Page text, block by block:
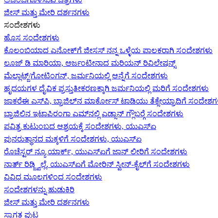
ಜೀಸ್‌ ಮತ್ತು ಮೇರಿ ದರ್ಶನಗಳು
ಸಂದೇಶಗಳು
ಹೊಸ ಸಂದೇಶಗಳು
ಕೊಲಂಬಿಯಾದ ಎನೋಕ್‍ಗೆ ಜೀಸಸ್ ನನ್ನ ಒಳ್ಳೆಯ ಪಾಲಕರಾಗಿ ಸಂದೇಶಗಳು
ಲೂಜ್ ಡಿ ಮಾರಿಯಾ, ಅರ್ಜಂಟೀನಾದ ಮರಿಯನ್ ರಿವಿಲೇಷನ್ಸ್
ಮೆಲ್ಲಾಟ್ಜ್/ಗೋಟಿಂಗನ್, ಜರ್ಮನಿಯಲ್ಲಿ ಆನ್ನೆಗೆ ಸಂದೇಶಗಳು
ಹೃದಯಗಳ ದೈವಿಕ ಪ್ರಸ್ತುತೀಕರಣಕ್ಕಾಗಿ ಜರ್ಮನಿಯಲ್ಲಿ ಮರಿಗೆ ಸಂದೇಶಗಳು
ಜಾಕರೆಈ ಎಸ್‌ಪಿ, ಬ್ರಾಜಿಲ್‌ನ ಮಾರ್ಕೋಸ್ ಟಾಡಿಯು ತೆಕ್ಸೇಯ್ರಾದಿಗೆ
ಬ್ರಾಜಿಲಿನ ಇಟಾಪಿರಂಗಾ ಎಮ್‌ನಲ್ಲಿ ಎಡ್ಸಾನ್ ಗ್ಲೌಬರ್‍ಗೆ ಸಂದೇಶಗಳು
ಪವಿತ್ರ ಕುಟುಂಬದ ಆಶ್ರಯಕ್ಕೆ ಸಂದೇಶಗಳು, ಯುಎಸ್‌ಏ
ಪುನರುತ್ಥಾನದ ಮಕ್ಕಳಿಗೆ ಸಂದೇಶಗಳು, ಯುಎಸ್‌ಏ
ರೊಚೆಸ್ಟರ್ ನ್ಯೂ ಯಾರ್ಕ್, ಯುಎಸ್‌ಏ‍ಗೆ ಜಾನ್ ಲೀರಿ‍ಗೆ ಸಂದೇಶಗಳು
ನಾರ್ತ್ ರಿಡ್ಜ್ವಿಲ್ಲೆ, ಯುಎಸ್‌ಏ‍ಗೆ ಮೋರಿನ್ ಸ್ವೀನ್-ಕೈಲ್‍ಗೆ ಸಂದೇಶಗಳು
ವಿವಿಧ ಮೂಲಗಳಿಂದ ಸಂದೇಶಗಳು
ಸಂದೇಶಗಳನ್ನು ಹುಡುಕಿರಿ
ಜೀಸ್‌ ಮತ್ತು ಮೇರಿ ದರ್ಶನಗಳು
ಸ್ವಾಗತ ಪುಟ